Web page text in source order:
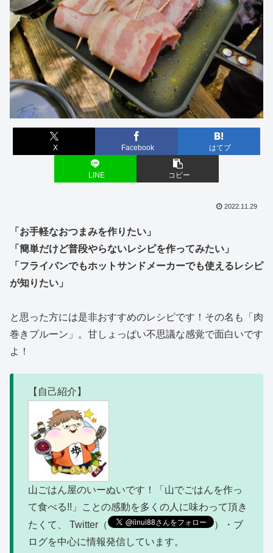
X Facebook はてブ
LINE コピー
2022.11.29
「お手軽なおつまみを作りたい」
「簡単だけど普段やらないレシピを作ってみたい」
「フライパンでもホットサンドメーカーでも使えるレシピ
が知りたい」
と思った方には是非おすすめのレシピです！その名も「肉
巻きプルーン」。甘しょっぱい不思議な感覚で面白いです
よ！
【自己紹介】
山ごはん屋のいーぬいです！「山でごはんを作っ
て食べる!!」ことの感動を多くの人に味わって頂き
たくて、 Twitter（
）・ブ
ログを中心に情報発信しています。